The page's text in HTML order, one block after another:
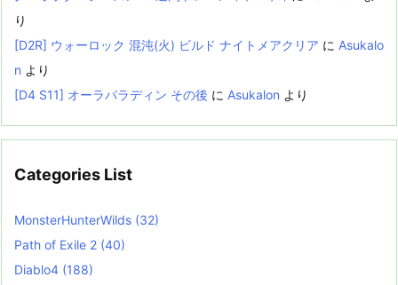
り
[D2R] ウォーロック 混沌(火) ビルド ナイトメアクリア に Asukalo
n より
[D4 S11] オーラパラディン その後 に Asukalon より
Categories List
MonsterHunterWilds (32)
Path of Exile 2 (40)
Diablo4 (188)